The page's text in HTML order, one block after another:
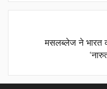
मसलब्लेज ने भारत